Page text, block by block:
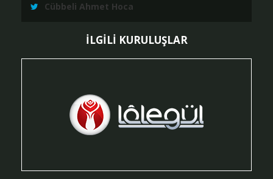
Cübbeli Ahmet Hoca
İLGİLİ KURULUŞLAR